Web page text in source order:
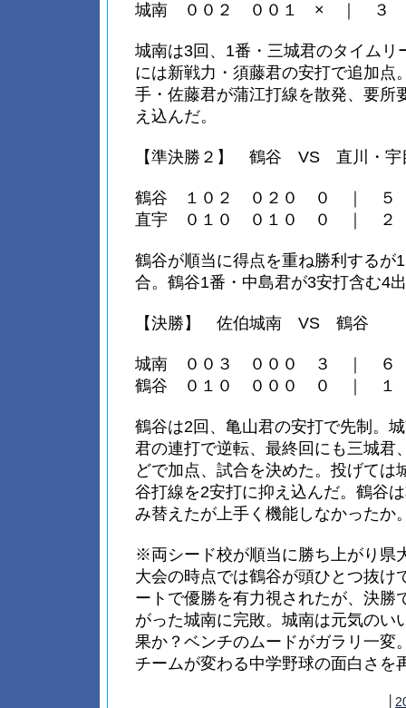
城南 ００２ ００１ × ｜ ３
城南は3回、1番・三城君のタイムリ
には新戦力・須藤君の安打で追加点
手・佐藤君が蒲江打線を散発、要所
え込んだ。
【準決勝２】 鶴谷 VS 直川・宇
鶴谷 １０２ ０２０ ０ ｜ ５
直宇 ０１０ ０１０ ０ ｜ ２
鶴谷が順当に得点を重ね勝利するが
合。鶴谷1番・中島君が3安打含む4
【決勝】 佐伯城南 VS 鶴谷
城南 ００３ ０００ ３ ｜ ６
鶴谷 ０１０ ０００ ０ ｜ １
鶴谷は2回、亀山君の安打で先制。
君の連打で逆転、最終回にも三城君
どで加点、試合を決めた。投げては
谷打線を2安打に抑え込んだ。鶴谷
み替えたが上手く機能しなかったか
※両シード校が順当に勝ち上がり県
大会の時点では鶴谷が頭ひとつ抜け
ートで優勝を有力視されたが、決勝
がった城南に完敗。城南は元気のい
果か？ベンチのムードがガラリ一変
チームが変わる中学野球の面白さを